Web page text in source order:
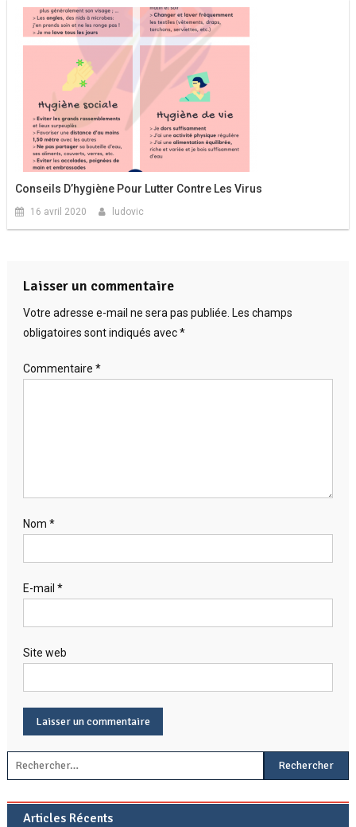
Conseils D’hygiène Pour Lutter Contre Les Virus
16 avril 2020 ludovic
Laisser un commentaire
Votre adresse e-mail ne sera pas publiée. Les champs
obligatoires sont indiqués avec*
Commentaire *
Nom *
E-mail *
Site web
Rechercher :
Articles Récents